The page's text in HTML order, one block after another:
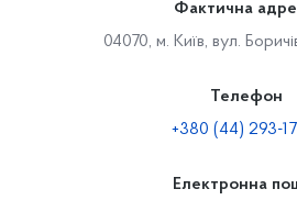
Фактична
04070, м. Київ, вул.
Телефон
+380 (44) 293-
Електронна